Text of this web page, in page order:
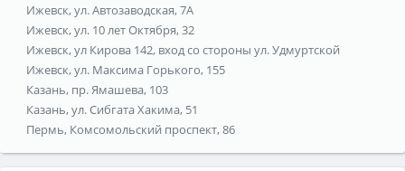
Ижевск, ул. Автозаводская, 7А
Ижевск, ул. 10 лет Октября, 32
Ижевск, ул Кирова 142, вход со стороны ул. Удмуртской
Ижевск, ул. Максима Горького, 155
Казань, пр. Ямашева, 103
Казань, ул. Сибгата Хакима, 51
Пермь, Комсомольский проспект, 86